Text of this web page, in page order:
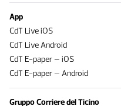
App
CdT Live iOS
CdT Live Android
CdT E-paper – iOS
CdT E-paper – Android
Gruppo Corriere del Ticino